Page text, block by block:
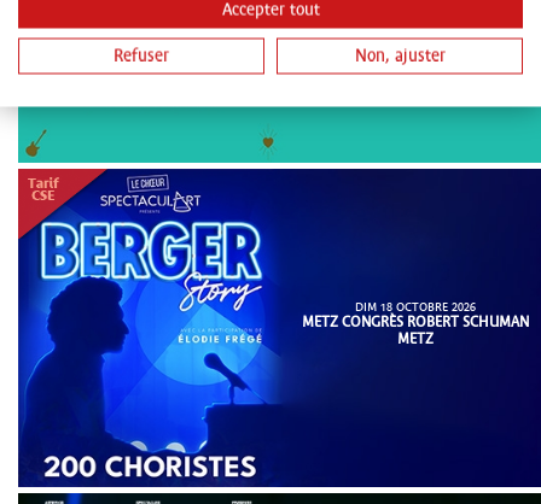
METZ CONGRÈS ROBERT SCHUMAN
METZ
DIM 18 OCTOBRE 2026
METZ CONGRÈS ROBERT SCHUMAN
METZ
Accepter tout
Refuser Non, ajuster